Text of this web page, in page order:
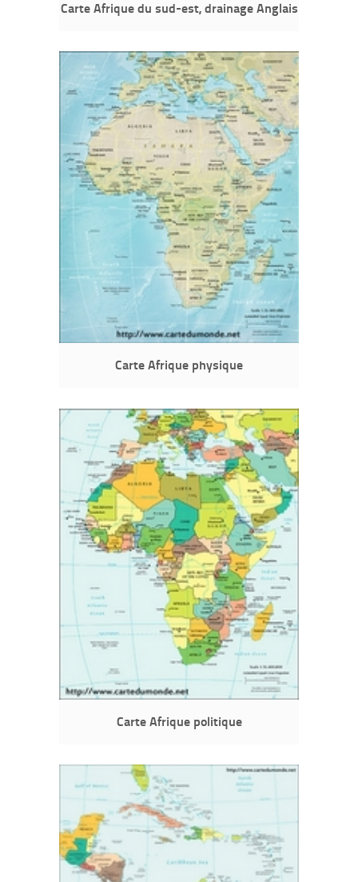
Carte Afrique du sud-est, drainage Anglais
Carte Afrique physique
Carte Afrique politique